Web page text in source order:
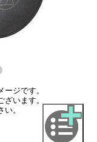
ジです。
います。
。